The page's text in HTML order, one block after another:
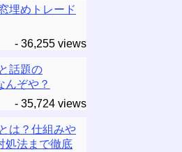
埋めトレード
- 36,255 views
話題の
んぞや？
- 35,724 views
は？仕組みや
処法まで徹底